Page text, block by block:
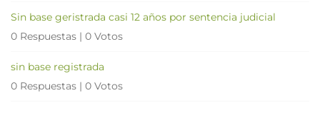
Sin base geristrada casi 12 años por sentencia judicial
0 Respuestas | 0 Votos
sin base registrada
0 Respuestas | 0 Votos